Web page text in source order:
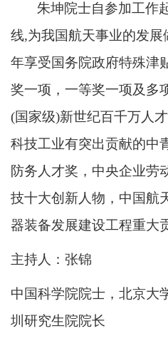
朱坤院士自参加工作
线,为我国航天事业的发展
年享受国务院政府特殊津
奖一项，一等奖一项及多
(国家级)新世纪百千万人
科技工业有突出贡献的中
防务人才奖，中央企业劳
技十大创新人物，中国航
器装备发展建设工程重大
主持人：张锦
中国科学院院士，北京大
圳研究生院院长